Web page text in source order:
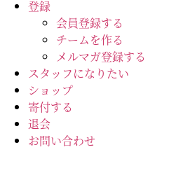
登録
会員登録する
チームを作る
メルマガ登録する
スタッフになりたい
ショップ
寄付する
退会
お問い合わせ